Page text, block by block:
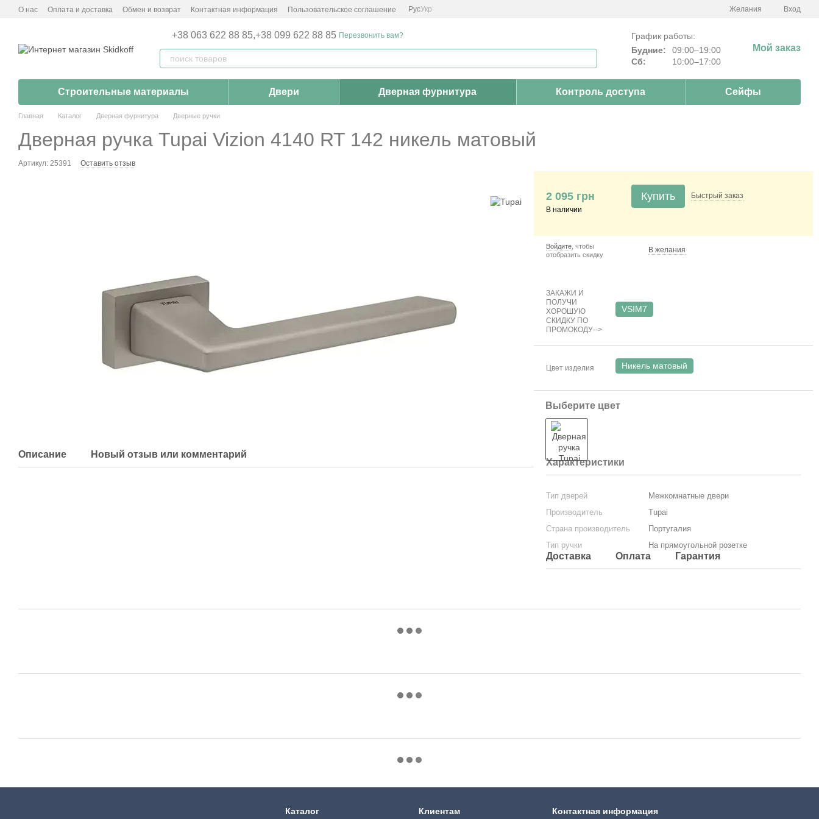
Перейти к основному контенту
О нас Оплата и доставка Обмен и возврат Контактная информация Пользовательское соглашение РусУкр Желания Вход
+38 063 622 88 85,+38 099 622 88 85 Перезвонить вам?
График работы:
Будние:
09:00–19:00
Сб:
10:00–17:00
Мой заказ
Строительные материалы Двери Дверная фурнитура Контроль доступа Сейфы
Главная Каталог Дверная фурнитура Дверные ручки
Дверная ручка Tupai Vizion 4140 RT 142 никель матовый
Артикул: 25391 Оставить отзыв
Описание Новый отзыв или комментарий
2 095 грн
В наличии
Купить Быстрый заказ
Войдите , чтобы
отобразить скидку
В желания
ЗАКАЖИ И
ПОЛУЧИ
ХОРОШУЮ
СКИДКУ ПО
ПРОМОКОДУ-->
VSIM7
Цвет изделия Никель матовый
Выберите цвет
Характеристики
Тип дверей
Межкомнатные двери
Производитель
Tupai
Страна производитель
Португалия
Тип ручки
На прямоугольной розетке
Доставка Оплата Гарантия
Каталог Клиентам Контактная информация